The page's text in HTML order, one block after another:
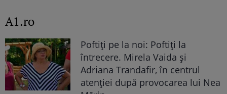
A1.ro
Poftiți pe la noi: Poftiți la
întrecere. Mirela Vaida și
Adriana Trandafir, în centrul
atenției după provocarea lui Nea